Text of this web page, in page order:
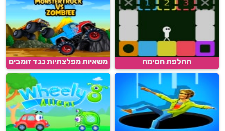
החלפת חסימה משאיות מפלצתיות נגד זומבים